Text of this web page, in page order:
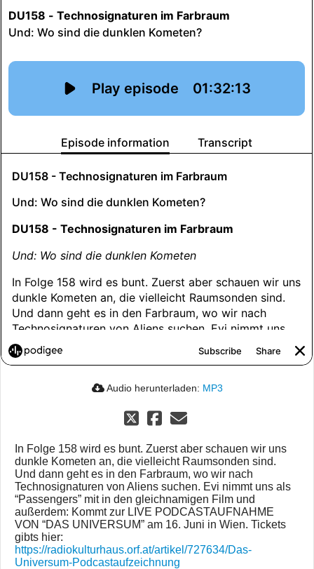
Audio herunterladen: MP3
In Folge 158 wird es bunt. Zuerst aber schauen wir uns
dunkle Kometen an, die vielleicht Raumsonden sind.
Und dann geht es in den Farbraum, wo wir nach
Technosignaturen von Aliens suchen. Evi nimmt uns als
“Passengers” mit in den gleichnamigen Film und
außerdem: Kommt zur LIVE PODCASTAUFNAHME
VON “DAS UNIVERSUM” am 16. Juni in Wien. Tickets
gibts hier:
https://radiokulturhaus.orf.at/artikel/727634/Das-
Universum-Podcastaufzeichnung